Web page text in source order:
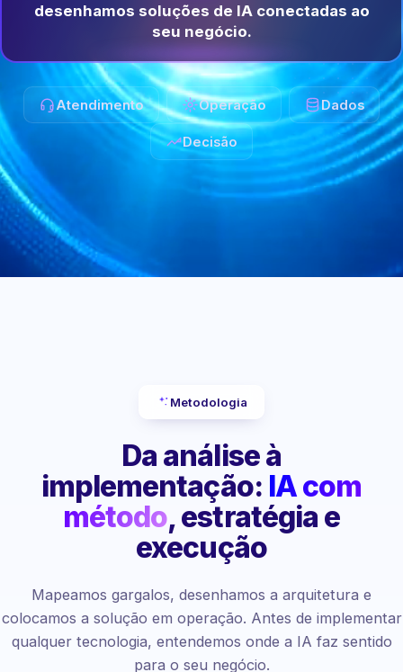
desenhamos soluções de IA conectadas ao
seu negócio.
Atendimento Operação Dados
Decisão
Metodologia
Da análise à
implementação: IA com
método, estratégia e
execução
Mapeamos gargalos, desenhamos a arquitetura e
colocamos a solução em operação. Antes de implementar
qualquer tecnologia, entendemos onde a IA faz sentido
para o seu negócio.